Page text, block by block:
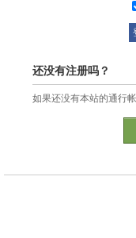
还没有注册吗？
如果还没有本站的通行